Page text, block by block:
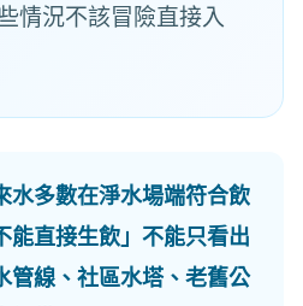
情況不該冒險直接入
水多數在淨水場端符合飲
能直接生飲」不能只看出
管線、社區水塔、老舊公